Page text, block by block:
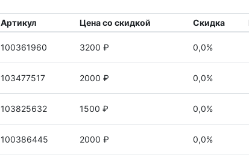
Артикул Цена со скидкой Скидка
100361960 3200 ₽ 0,0%
103477517 2000 ₽ 0,0%
103825632 1500 ₽ 0,0%
100386445 2000 ₽ 0,0%